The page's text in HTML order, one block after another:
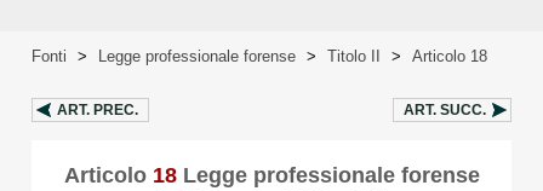
Fonti > Legge professionale forense > Titolo II > Articolo 18
ART. PREC. ART. SUCC.
Articolo 18Legge professionale forense